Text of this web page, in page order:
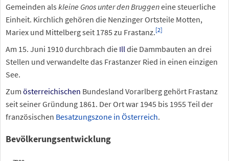
Gemeinden als kleine Gnos unter den Bruggeneine steuerliche
Einheit. Kirchlich gehören die Nenzinger Ortsteile Motten,
Mariex und Mittelberg seit 1785 zu Frastanz.[2]
Am 15. Juni 1910 durchbrach die Illdie Dammbauten an drei
Stellen und verwandelte das Frastanzer Ried in einen einzigen
See.
Zum österreichischen Bundesland Vorarlberg gehört Frastanz
seit seiner Gründung 1861. Der Ort war 1945 bis 1955 Teil der
französischen Besatzungszone in Österreich.
Bevölkerungsentwicklung